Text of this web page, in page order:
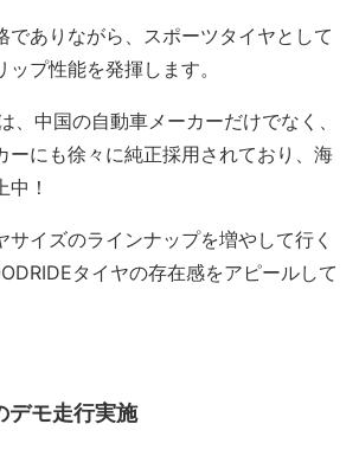
でありながら、スポーツタイヤとして
プ性能を発揮します。
、中国の自動車メーカーだけでなく、
ーにも徐々に純正採用されており、海
！
サイズのラインナップを増やして行く
タイヤの存在感をアピールして
デモ走行実施